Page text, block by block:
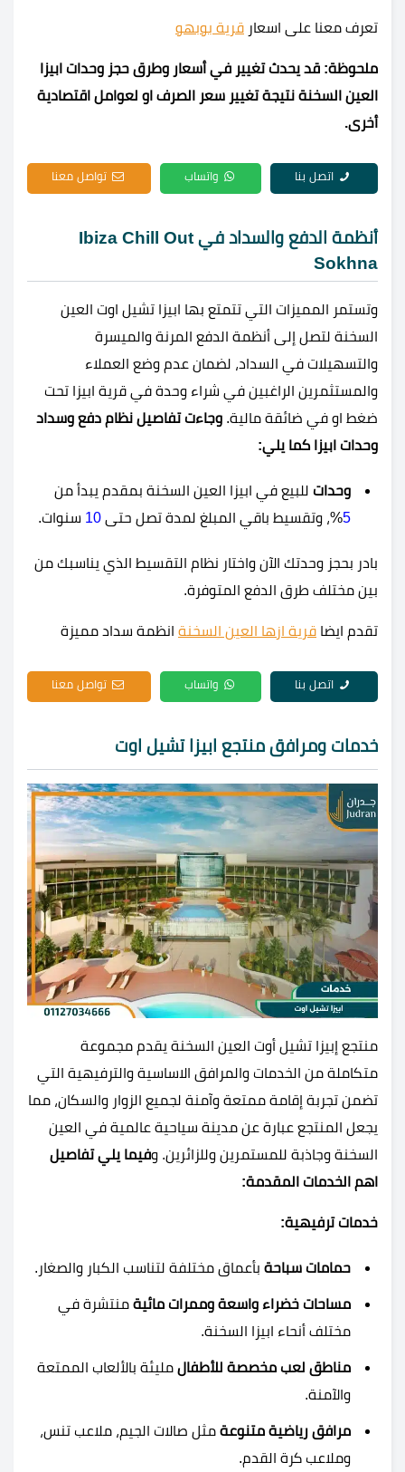
تعرف معنا على اسعار قرية بوبهو
ملحوظة: قد يحدث تغيير في أسعار وطرق حجز وحدات ابيزا
العين السخنة نتيجة تغيير سعر الصرف او لعوامل اقتصادية
أخرى.
اتصل بنا واتساب تواصل معنا
أنظمة الدفع والسداد في Ibiza Chill Out
Sokhna
وتستمر المميزات التي تتمتع بها ابيزا تشيل اوت العين
السخنة لتصل إلى أنظمة الدفع المرنة والميسرة
والتسهيلات في السداد، لضمان عدم وضع العملاء
والمستثمرين الراغبين في شراء وحدة في قرية ابيزا تحت
ضغط او في ضائقة مالية. وجاءت تفاصيل نظام دفع وسداد
وحدات ابيزا كما يلي:
وحدات للبيع في ابيزا العين السخنة بمقدم يبدأ من
5%، وتقسيط باقي المبلغ لمدة تصل حتى 10 سنوات.
بادر بحجز وحدتك الآن واختار نظام التقسيط الذي يناسبك من
بين مختلف طرق الدفع المتوفرة.
تقدم ايضا قرية ازها العين السخنة انظمة سداد مميزة
اتصل بنا واتساب تواصل معنا
خدمات ومرافق منتجع ابيزا تشيل اوت
منتجع إبيزا تشيل أوت العين السخنة يقدم مجموعة
متكاملة من الخدمات والمرافق الاساسية والترفيهية التي
تضمن تجربة إقامة ممتعة وآمنة لجميع الزوار والسكان، مما
يجعل المنتجع عبارة عن مدينة سياحية عالمية في العين
السخنة وجاذبة للمستمرين وللزائرين. وفيما يلي تفاصيل
اهم الخدمات المقدمة:
خدمات ترفيهية:
حمامات سباحة بأعماق مختلفة لتناسب الكبار والصغار.
مساحات خضراء واسعة وممرات مائية منتشرة في
مختلف أنحاء ابيزا السخنة.
مناطق لعب مخصصة للأطفال مليئة بالألعاب الممتعة
والآمنة.
مرافق رياضية متنوعة مثل صالات الجيم، ملاعب تنس،
وملاعب كرة القدم.